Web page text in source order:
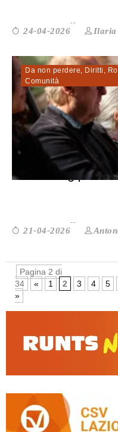
24-04-2026 Ilaria
Da non perdere, Diritti ,
Comunità
Cohousing per
21-04-2026
Pagina 2 di
34
« 1 2 3 4 5
»